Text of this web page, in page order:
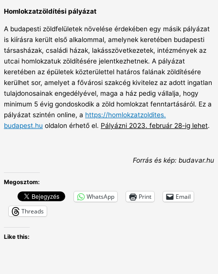
Homlokzatzöldítési pályázat
A budapesti zöldfelületek növelése érdekében egy másik pályázat
is kiírásra került első alkalommal, amelynek keretében budapesti
társasházak, családi házak, lakásszövetkezetek, intézmények az
utcai homlokzatuk zöldítésére jelentkezhetnek. A pályázat
keretében az épületek közterülettel határos falának zöldítésére
kerülhet sor, amelyet a fővárosi szakcég kivitelez az adott ingatlan
tulajdonosainak engedélyével, maga a ház pedig vállalja, hogy
minimum 5 évig gondoskodik a zöld homlokzat fenntartásáról. Ez a
pályázat szintén online, a https://homlokzatzoldites.
budapest.hu oldalon érhető el. Pályázni 2023. február 28-ig lehet.
Forrás és kép: budavar.hu
Megosztom:
WhatsApp Print
Email
Threads
Like this: